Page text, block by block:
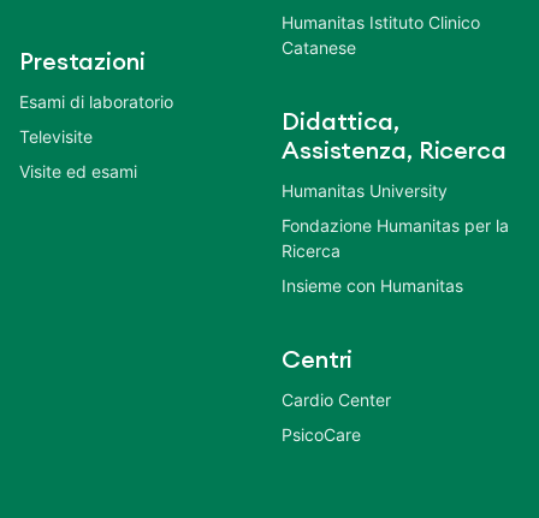
Prestazioni
Esami di laboratorio
Televisite
Visite ed esami
Humanitas Istituto Clinico
Catanese
Didattica,
Assistenza, Ricerca
Humanitas University
Fondazione Humanitas per la
Ricerca
Insieme con Humanitas
Centri
Cardio Center
PsicoCare